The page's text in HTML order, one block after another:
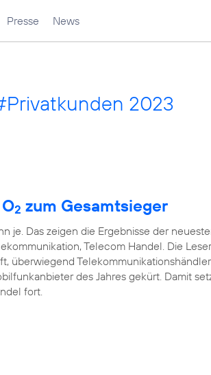
Presse News
2023
2 zum Gesamtsieger
je. Das zeigen die Ergebnisse der
Telecom Handel. Die
überwiegend
des Jahres gekürt. Damit
fort.